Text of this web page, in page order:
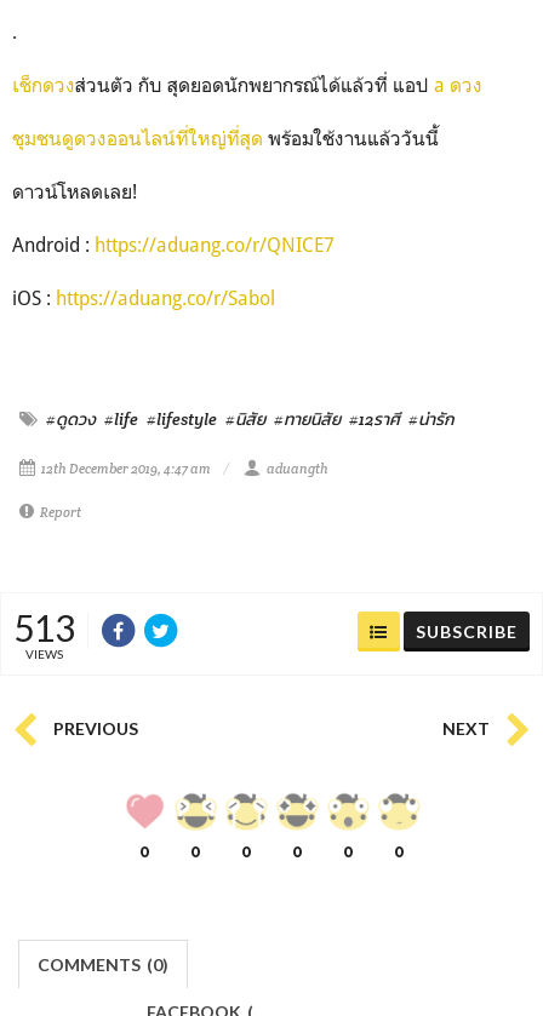
.
เช็กดวงส่วนตัว กับ สุดยอดนักพยากรณ์ได้แล้วที่ แอป a ดวง
ชุมชนดูดวงออนไลน์ที่ใหญ่ที่สุด พร้อมใช้งานแล้ววันนี้
ดาวน์โหลดเลย!
Android : https://aduang.co/r/QNICE7
iOS : https://aduang.co/r/Sabol
#ดูดวง #life #lifestyle #นิสัย #ทายนิสัย #12ราศี #น่ารัก
12th December 2019, 4:47 am aduangth
Report
513
VIEWS
SUBSCRIBE
PREVIOUS NEXT
0 0 0 0 0 0
COMMENTS (0)